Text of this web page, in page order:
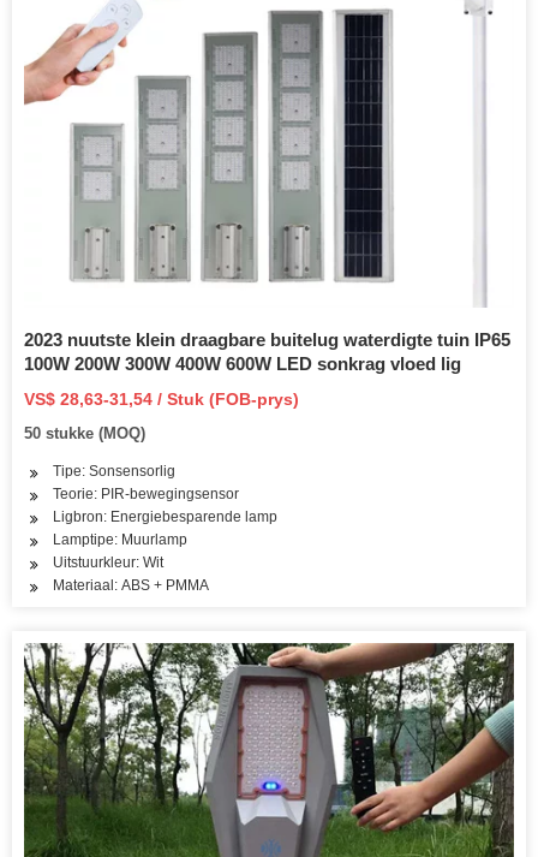
2023 nuutste klein draagbare buitelug waterdigte tuin IP65
100W 200W 300W 400W 600W LED sonkrag vloed lig
VS$ 28,63-31,54 / Stuk (FOB-prys)
50 stukke (MOQ)
Tipe: Sonsensorlig
Teorie: PIR-bewegingsensor
Ligbron: Energiebesparende lamp
Lamptipe: Muurlamp
Uitstuurkleur: Wit
Materiaal: ABS + PMMA